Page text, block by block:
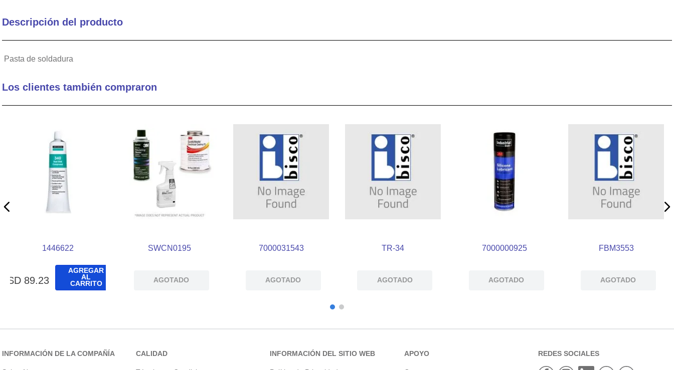
Descripción del producto
Pasta de soldadura
Los clientes también compraron
1446622
USD 89.23
AGREGAR
AL
CARRITO
SWCN0195
AGOTADO
7000031543
AGOTADO
TR-34
AGOTADO
7000000925
AGOTADO
FBM3553
AGOTADO
INFORMACIÓN DE LA COMPAÑÍA CALIDAD INFORMACIÓN DEL SITIO WEB APOYO REDES SOCIALES